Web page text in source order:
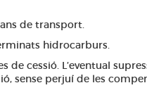
de transport.
hidrocarburs.
de cessió. L’eventual
sense perjuí de les